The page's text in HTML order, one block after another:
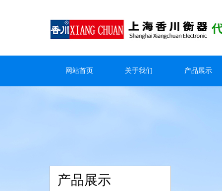
网站首页 关于我们 产品展示
产品展示